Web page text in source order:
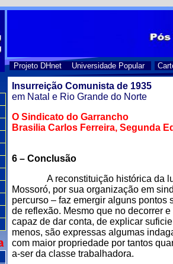
Projeto DHnet Universidade Popular
Insurreição Comunista de 1935
em Natal e Rio Grande do Norte
O Sindicato do Garrancho
Brasilia Carlos Ferreira, Segunda
6 – Conclusão
A reconstituição histórica da luta
Mossoró, por sua organização em
percurso – faz emergir alguns pontos
de reflexão. Mesmo que no decorrer
capaz de dar conta, de explicar
menos, são expressas algumas
com maior propriedade por tantos
a-ser da classe trabalhadora.